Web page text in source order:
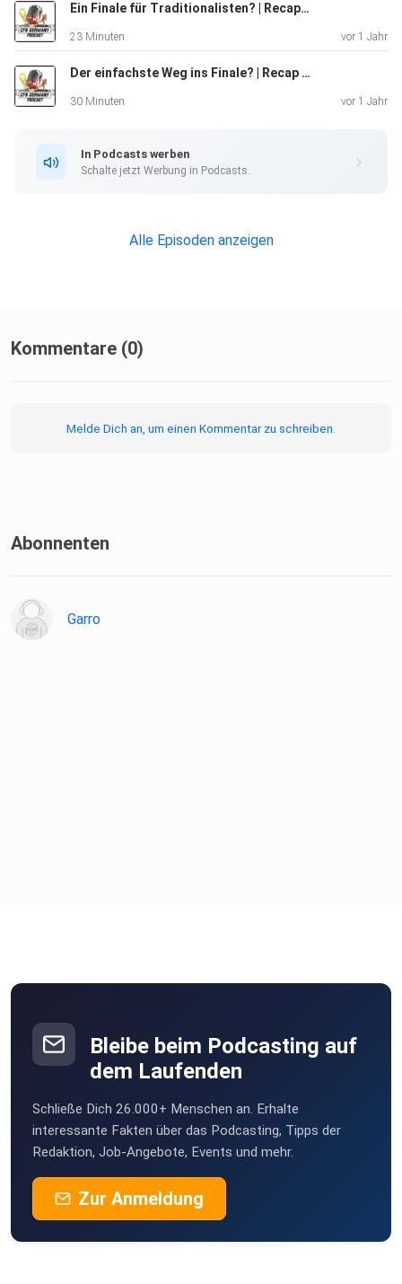
Ein Finale für Traditionalisten? | Recap der zweiten Playoff-Runde & Semi-final Preview 2024
23 Minuten vor 1 Jahr
Der einfachste Weg ins Finale? | Recap der ersten Playoff-Runde 2024
30 Minuten vor 1 Jahr
In Podcasts werben
Schalte jetzt Werbung in Podcasts.
Alle Episoden anzeigen
Kommentare (0)
Melde Dich an, um einen Kommentar zu schreiben.
Abonnenten
Garro
Bleibe beim Podcasting auf
dem Laufenden
Schließe Dich 26.000+ Menschen an. Erhalte
interessante Fakten über das Podcasting, Tipps der
Redaktion, Job-Angebote, Events und mehr.
Zur Anmeldung